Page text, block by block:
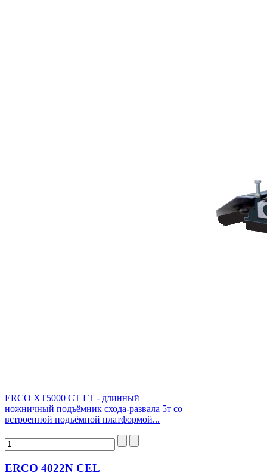
ERCO XT5000 CT LT - длинный
ножничный подъёмник схода-развала 5т со
встроенной подъёмной платформой...
ERCO 4022N CEL